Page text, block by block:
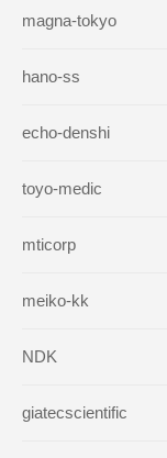
magna-tokyo
hano-ss
echo-denshi
toyo-medic
mticorp
meiko-kk
NDK
giatecscientific